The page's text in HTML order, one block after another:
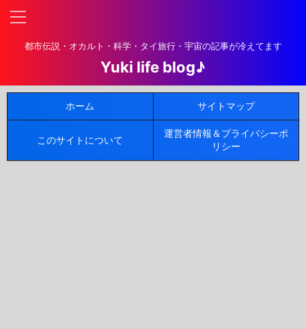
都市伝説・オカルト・科学・タイ旅行・宇宙の記事が冷えてます
Yuki life blog♪
ホーム サイトマップ
このサイトについて
運営者情報＆プライバシーポ
リシー